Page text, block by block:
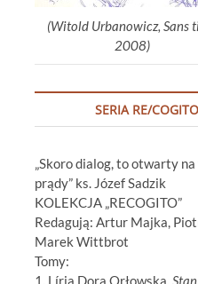
(Witold Urbanowicz, Sans
2008)
SERIA RE/COGITO
„Skoro dialog, to otwarty
prądy” ks. Józef Sadzik
KOLEKCJA „RECOGITO”
Redagują: Artur Majka,
Marek Wittbrot
Tomy:
1. Líria Dora Orłowska,